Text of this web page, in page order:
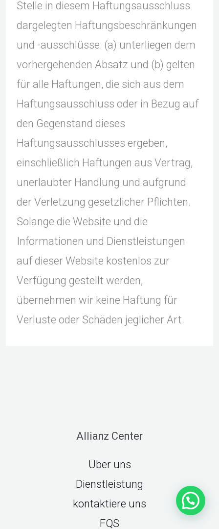
Stelle in diesem Haftungsausschluss
dargelegten Haftungsbeschränkungen
und -ausschlüsse: (a) unterliegen dem
vorhergehenden Absatz und (b) gelten
für alle Haftungen, die sich aus dem
Haftungsausschluss oder in Bezug auf
den Gegenstand dieses
Haftungsausschlusses ergeben,
einschließlich Haftungen aus Vertrag,
unerlaubter Handlung und aufgrund
der Verletzung gesetzlicher Pflichten.
Solange die Website und die
Informationen und Dienstleistungen
auf dieser Website kostenlos zur
Verfügung gestellt werden,
übernehmen wir keine Haftung für
Verluste oder Schäden jeglicher Art.
Allianz Center
Über uns
Dienstleistung
kontaktiere uns
FQS